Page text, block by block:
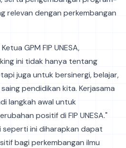
relevan dengan perkembangan
GPM FIP UNESA,
ini tidak hanya tentang
juga untuk bersinergi, belajar,
pendidikan kita. Kerjasama
langkah awal untuk
positif di FIP UNESA."
seperti ini diharapkan dapat
bagi perkembangan ilmu